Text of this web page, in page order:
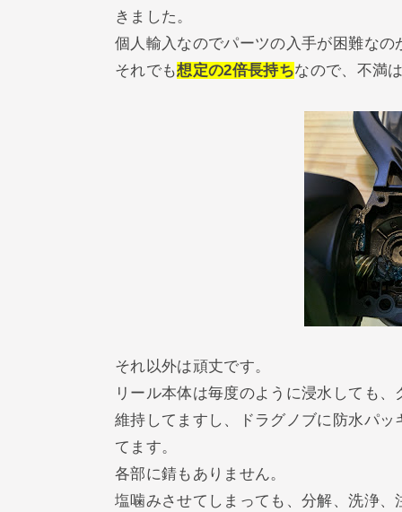
きました。
個人輸入なのでパーツの入手が困難な
それでも想定の2倍長持ちなので、不満
それ以外は頑丈です。
リール本体は毎度のように浸水しても
維持してますし、ドラグノブに防水パ
てます。
各部に錆もありません。
塩噛みさせてしまっても、分解、洗浄